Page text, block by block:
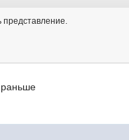
представление.
раньше